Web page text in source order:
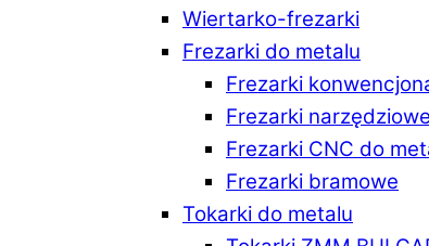
Wiertarko-frezarki
Frezarki do metalu
Frezarki
Frezarki narzędziowe
Frezarki CNC do
Frezarki bramowe
Tokarki do metalu